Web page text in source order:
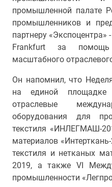
промышленной палате
промышленников и
партнеру
Frankfurt за
масштабного
Он напомнил, что
на единой площадке
отраслевые
оборудования для
текстиля «ИНЛЕГМАШ-
материалов
текстиля и нетканых
2019, а также VI
промышленности